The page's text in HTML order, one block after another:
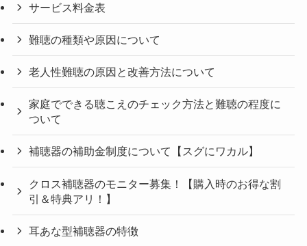
サービス料金表
難聴の種類や原因について
老人性難聴の原因と改善方法について
家庭でできる聴こえのチェック方法と難聴の程度に
ついて
補聴器の補助金制度について【スグにワカル】
クロス補聴器のモニター募集！【購入時のお得な割
引＆特典アリ！】
耳あな型補聴器の特徴